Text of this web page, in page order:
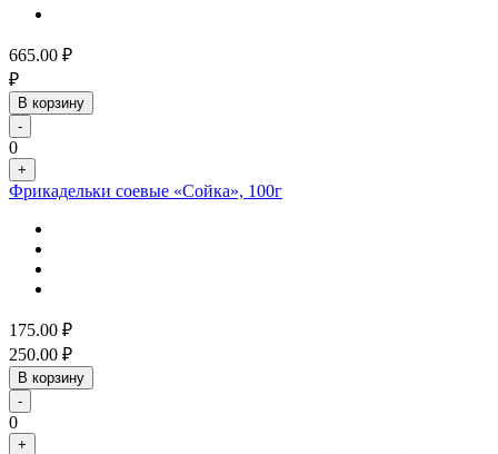
665.00 ₽
₽
В корзину
-
0
+
Фрикадельки соевые «Сойка», 100г
175.00 ₽
250.00 ₽
В корзину
-
0
+